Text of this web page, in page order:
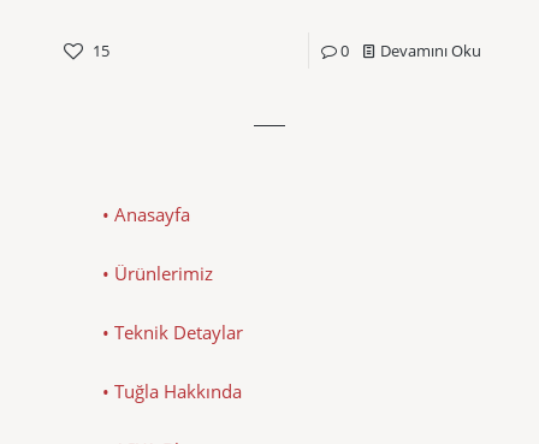
15 0 Devamını Oku
• Anasayfa
• Ürünlerimiz
• Teknik Detaylar
• Tuğla Hakkında